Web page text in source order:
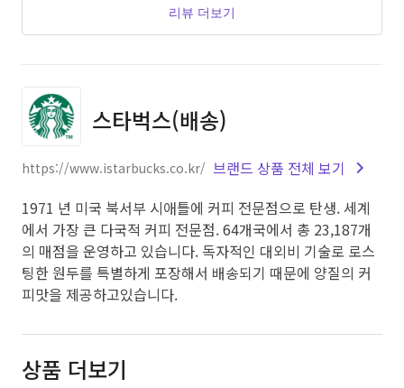
리뷰 더보기
스타벅스(배송)
https://www.istarbucks.co.kr/ 브랜드 상품 전체 보기
1971 년 미국 북서부 시애틀에 커피 전문점으로 탄생. 세계
에서 가장 큰 다국적 커피 전문점. 64개국에서 총 23,187개
의 매점을 운영하고 있습니다. 독자적인 대외비 기술로 로스
팅한 원두를 특별하게 포장해서 배송되기 때문에 양질의 커
피맛을 제공하고있습니다.
상품 더보기